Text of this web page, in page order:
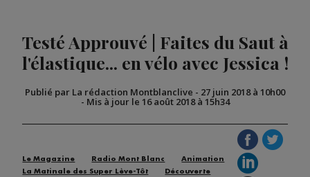
Testé Approuvé | Faites du Saut à
l'élastique... en vélo avec Jessica !
Publié par La rédaction Montblanclive - 27 juin 2018 à 10h00
- Mis à jour le 16 août 2018 à 15h34
Le Magazine Radio Mont Blanc
Animation
La Matinale des Super Lève-Tôt
Découverte